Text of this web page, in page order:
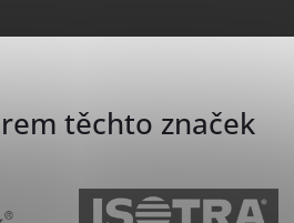
těchto značek